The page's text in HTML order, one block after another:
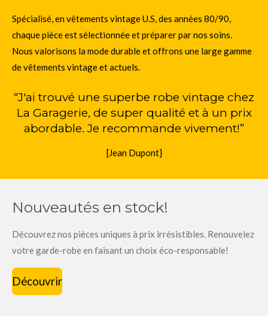
Spécialisé, en vêtements vintage U.S, des années 80/90,
chaque pièce est sélectionnée et préparer par nos soins.
Nous valorisons la mode durable et offrons une large gamme
de vêtements vintage et actuels.
“J'ai trouvé une superbe robe vintage chez
La Garagerie, de super qualité et à un prix
abordable. Je recommande vivement!”
[Jean Dupont]
Nouveautés en stock!
Découvrez nos pièces uniques à prix irrésistibles. Renouvelez
votre garde-robe en faisant un choix éco-responsable!
Découvrir